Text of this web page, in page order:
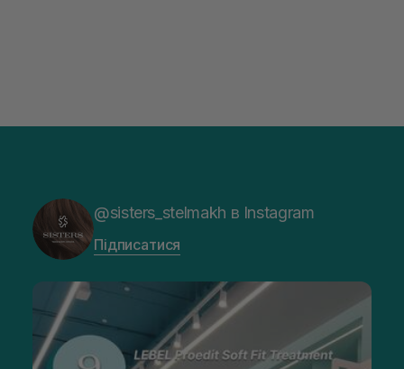
@sisters_stelmakh в Instagram
Підписатися